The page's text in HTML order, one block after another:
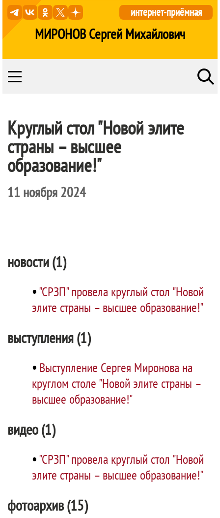
МИРОНОВ Сергей Михайлович
интернет-приёмная
Круглый стол "Новой элите
страны – высшее
образование!"
11 ноября 2024
новости (1)
•"СРЗП" провела круглый стол "Новой
элите страны – высшее образование!"
выступления (1)
• Выступление Сергея Миронова на
круглом столе "Новой элите страны –
высшее образование!"
видео (1)
•"СРЗП" провела круглый стол "Новой
элите страны – высшее образование!"
фотоархив (15)